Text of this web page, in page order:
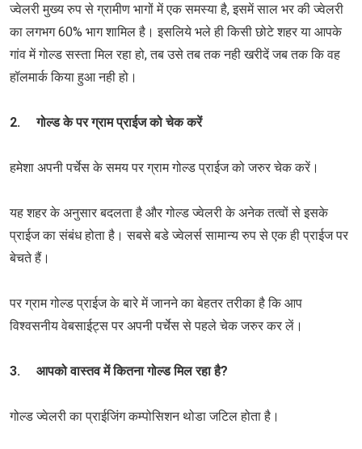
ज्वेलरी मुख्य रुप से ग्रामीण भागों में एक समस्या है, इसमें साल भर की ज्वेलरी
का लगभग 60% भाग शामिल है। इसलिये भले ही किसी छोटे शहर या आपके
गांव में गोल्ड सस्ता मिल रहा हो, तब उसे तब तक नही खरीदें जब तक कि वह
हॉलमार्क किया हुआ नही हो।
2. गोल्ड के पर ग्राम प्राईज को चेक करें
हमेशा अपनी पर्चेस के समय पर ग्राम गोल्ड प्राईज को जरुर चेक करें।
यह शहर के अनुसार बदलता है और गोल्ड ज्वेलरी के अनेक तत्वों से इसके
प्राईज का संबंध होता है। सबसे बडे ज्वेलर्स सामान्य रुप से एक ही प्राईज पर
बेचते हैं।
पर ग्राम गोल्ड प्राईज के बारे में जानने का बेहतर तरीका है कि आप
विश्वसनीय वेबसाईट्स पर अपनी पर्चेस से पहले चेक जरुर कर लें।
3. आपको वास्तव में कितना गोल्ड मिल रहा है?
गोल्ड ज्वेलरी का प्राईजिंग कम्पोसिशन थोडा जटिल होता है।